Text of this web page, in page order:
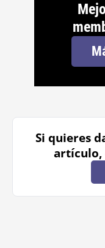
Si quieres
artículo,